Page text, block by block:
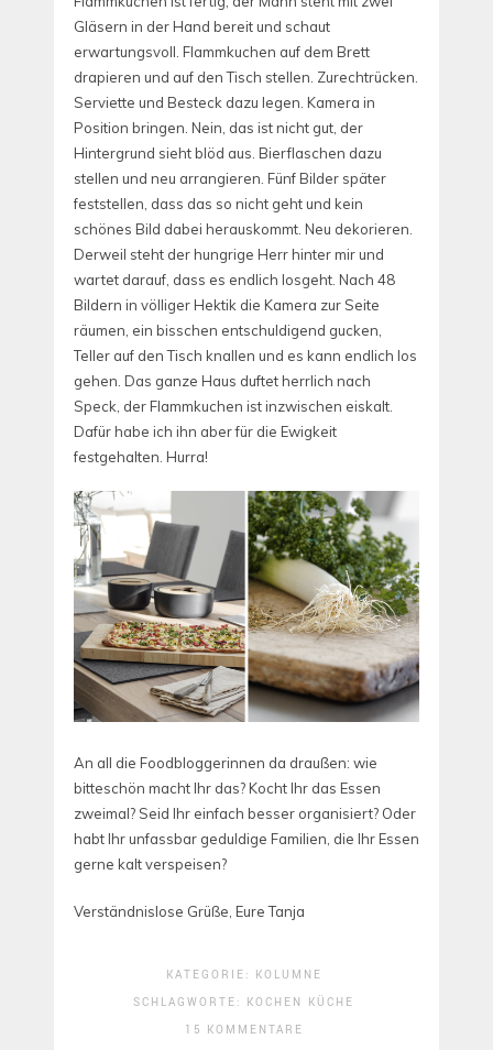
Gläsern in der Hand bereit und schaut
erwartungsvoll. Flammkuchen auf dem Brett
drapieren und auf den Tisch stellen. Zurechtrücken.
Serviette und Besteck dazu legen. Kamera in
Position bringen. Nein, das ist nicht gut, der
Hintergrund sieht blöd aus. Bierflaschen dazu
stellen und neu arrangieren. Fünf Bilder später
feststellen, dass das so nicht geht und kein
schönes Bild dabei herauskommt. Neu dekorieren.
Derweil steht der hungrige Herr hinter mir und
wartet darauf, dass es endlich losgeht. Nach 48
Bildern in völliger Hektik die Kamera zur Seite
räumen, ein bisschen entschuldigend gucken,
Teller auf den Tisch knallen und es kann endlich los
gehen. Das ganze Haus duftet herrlich nach
Speck, der Flammkuchen ist inzwischen eiskalt.
Dafür habe ich ihn aber für die Ewigkeit
festgehalten. Hurra!
An all die Foodbloggerinnen da draußen: wie
bitteschön macht Ihr das? Kocht Ihr das Essen
zweimal? Seid Ihr einfach besser organisiert? Oder
habt Ihr unfassbar geduldige Familien, die Ihr Essen
gerne kalt verspeisen?
Verständnislose Grüße, Eure Tanja
KATEGORIE: KOLUMNE
SCHLAGWORTE: KOCHEN
KÜCHE
15 KOMMENTARE